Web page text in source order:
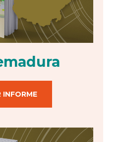
INFORME